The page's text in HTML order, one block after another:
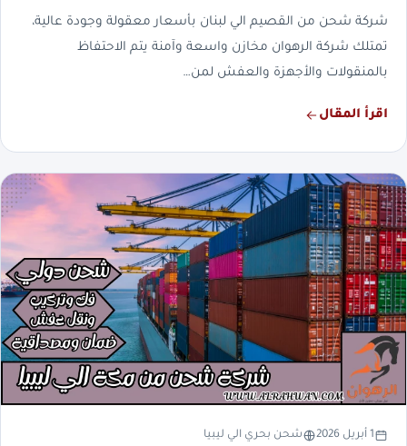
شركة شحن من القصيم الي لبنان بأسعار معقولة وجودة عالية،
تمتلك شركة الرهوان مخازن واسعة وآمنة يتم الاحتفاظ
بالمنقولات والأجهزة والعفش لمن…
اقرأ المقال
1 أبريل 2026 شحن بحري الي ليبيا